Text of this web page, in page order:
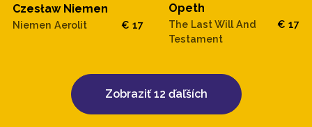
Czesław Niemen
Niemen Aerolit € 17
Opeth
The Last Will And
Testament
€ 17
Zobraziť 12 ďaľších